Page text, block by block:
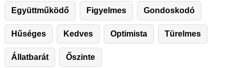
Együttműködő Figyelmes Gondoskodó
Hűséges Kedves Optimista Türelmes
Állatbarát Őszinte